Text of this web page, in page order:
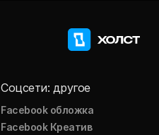
Соцсети: другое
Facebook обложка
Facebook Креатив